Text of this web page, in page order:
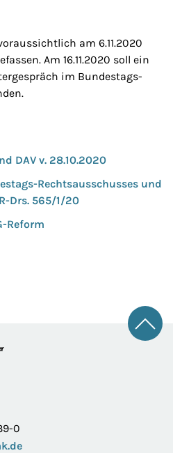
am 6.11.2020
Am 16.11.2020 soll ein
im Bundestags-
DAV v. 28.10.2020
Rechtsausschusses und
Drs. 565/1/20
Reform
0